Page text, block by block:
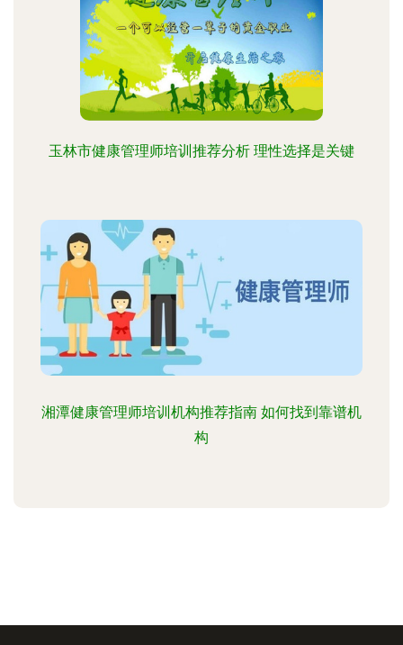
玉林市健康管理师培训推荐分析 理性选择是关键
湘潭健康管理师培训机构推荐指南 如何找到靠谱机
构